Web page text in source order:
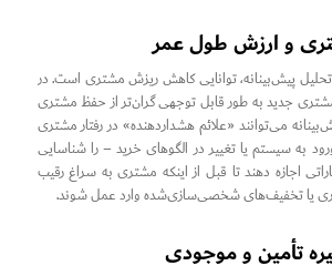
و ارزش طول عمر
پیش‌بینانه، توانایی کاهش ریزش مشتری است. در
مشتری جدید به طور قابل توجهی گران‌تر از حفظ مشتری
می‌توانند «علائم هشداردهنده» در رفتار مشتری
به سیستم یا تغییر در الگوهای خرید – را شناسایی
اجازه دهند تا قبل از اینکه مشتری به سراغ رقیب
یا تخفیف‌های شخصی‌سازی‌شده وارد عمل شوند.
تأمین و موجودی